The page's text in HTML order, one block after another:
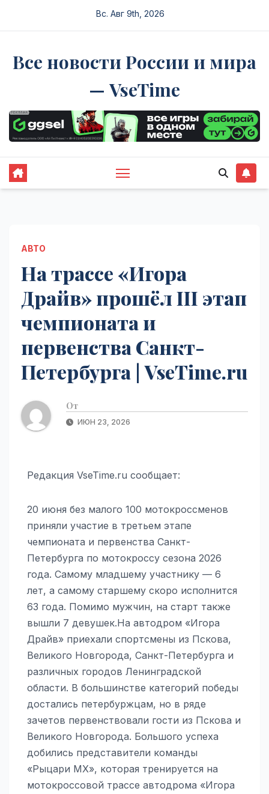
Вс. Авг 9th, 2026
Все новости России и мира
— VseTime
АВТО
На трассе «Игора
Драйв» прошёл III этап
чемпионата и
первенства Санкт-
Петербурга | VseTime.ru
От
ИЮН 23, 2026
Редакция VseTime.ru сообщает:
20 июня без малого 100 мотокроссменов
приняли участие в третьем этапе
чемпионата и первенства Санкт-
Петербурга по мотокроссу сезона 2026
года. Самому младшему участнику — 6
лет, а самому старшему скоро исполнится
63 года. Помимо мужчин, на старт также
вышли 7 девушек.На автодром «Игора
Драйв» приехали спортсмены из Пскова,
Великого Новгорода, Санкт-Петербурга и
различных городов Ленинградской
области. В большинстве категорий победы
достались петербуржцам, но в ряде
зачетов первенствовали гости из Пскова и
Великого Новгорода. Большого успеха
добились представители команды
«Рыцари MX», которая тренируется на
мотокроссовой трассе автодрома «Игора